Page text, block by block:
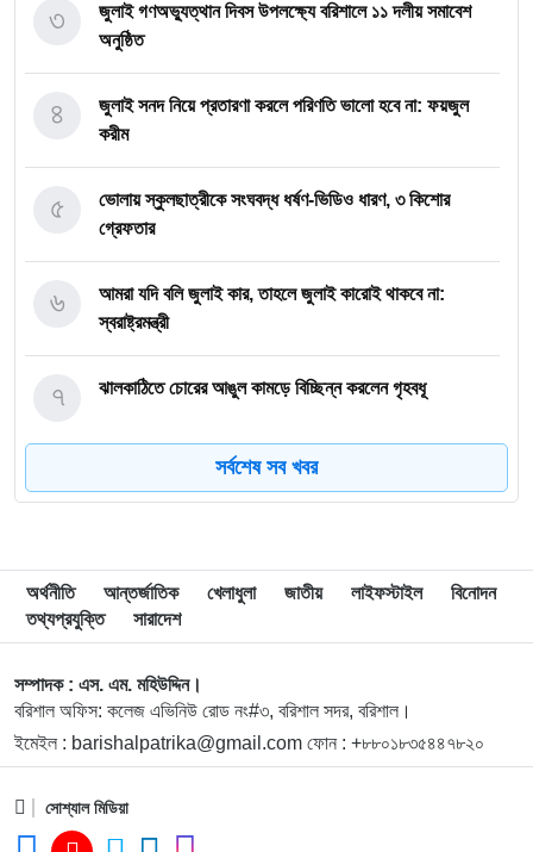
জুলাই গণঅভ্যুত্থান দিবস উপলক্ষ্যে বরিশালে ১১ দলীয় সমাবেশ
অনুষ্ঠিত
৩
জুলাই সনদ নিয়ে প্রতারণা করলে পরিণতি ভালো হবে না: ফয়জুল
করীম
৪
ভোলায় স্কুলছাত্রীকে সংঘবদ্ধ ধর্ষণ-ভিডিও ধারণ, ৩ কিশোর
গ্রেফতার
৫
আমরা যদি বলি জুলাই কার, তাহলে জুলাই কারোই থাকবে না:
স্বরাষ্ট্রমন্ত্রী
৬
ঝালকাঠিতে চোরের আঙুল কামড়ে বিচ্ছিন্ন করলেন গৃহবধূ
৭
ছাত্রকে দিয়ে এইচএসসির খাতা মূল্যায়নের অভিযাগে শিক্ষক বরখাস্ত
৮
৯
বিএম কলেজে নানা আয়োজনে পালিত হলো জুলাই গণঅভ্যুত্থান
দিবস
বিএম কলেজে “শিবির” ট্যাগ দিয়ে জুলাইয়ের অনুষ্ঠান বন্ধের
অভিযোগ ছাত্রদলের বিরুদ্ধে
১১
সরকারি বিএম কলেজ যুব রেড ক্রিসেন্টের অরিয়েন্টেশন ও নবীনবরণ
১২
সর্বশেষ সব খবর
অর্থনীতি আন্তর্জাতিক খেলাধুলা জাতীয় লাইফস্টাইল
বিনোদন
তথ্যপ্রযুক্তি
সারাদেশ
সম্পাদক : এস. এম. মহিউদ্দিন।
বরিশাল অফিস: কলেজ এভিনিউ রোড নং#৩, বরিশাল সদর, বরিশাল।
ইমেইল : barishalpatrika@gmail.com ফোন : +৮৮০১৮৩৫৪৪৭৮২০
সোশ্যাল মিডিয়া